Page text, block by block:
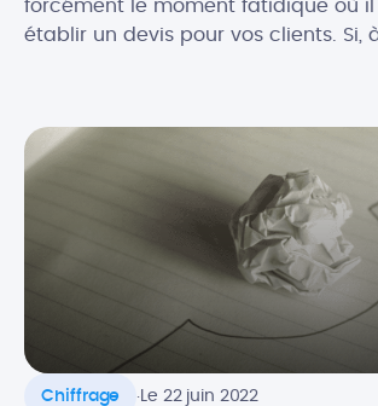
forcément le moment fatidique où il
établir un devis pour vos clients. Si,
devis en tant que micro-
il contenir au niveau […]
Chiffrage .Le 22 juin 2022